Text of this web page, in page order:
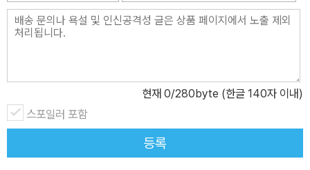
되는 것일까? 데이트 상대자, 학교나 회사에서 알고 지내는 관계, 친
구를 통해 알게 된 지인, 때로는 서로 사귀고 있거나 성관계를 한 적이
났다." 그리고 "그들 중 대부분은 피해 사실을 신고하지 않았다고 설
문조사에 답했다." 《미즈 프로젝트 통계 조사 결과》 응답한 여성 가운
데 4명 중 1명꼴로 강간 혹은 강간 미수 피해 경험이 있었다. 이 중 8
4%는 가해자와 친분이 있는 관계였다. 강간 피해의 57%는 데이트
현재 0/280byte (한글 140자 이내)
스포일러 포함
등록